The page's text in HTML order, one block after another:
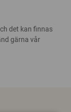
det kan finnas
gärna vår